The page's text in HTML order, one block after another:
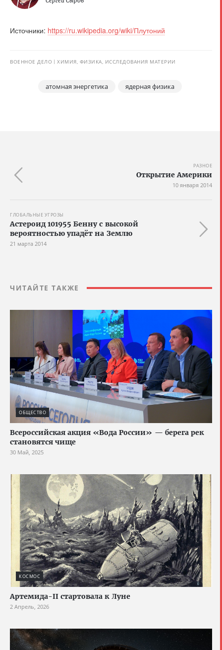
Источники: https://ru.wikipedia.org/wiki/Плутоний
ВОЕННОЕ ДЕЛО ХИМИЯ, ФИЗИКА, ИССЛЕДОВАНИЯ МАТЕРИИ
атомная энергетика ядерная физика
РАЗНОЕ
Открытие Америки
10 января 2014
ГЛОБАЛЬНЫЕ УГРОЗЫ
Астероид 101955 Бенну с высокой
вероятностью упадёт на Землю
21 марта 2014
ЧИТАЙТЕ ТАКЖЕ
ОБЩЕСТВО
Всероссийская акция «Вода России» — берега рек
становятся чище
30 Май, 2025
КОСМОС
Артемида-II стартовала к Луне
2 Апрель, 2026